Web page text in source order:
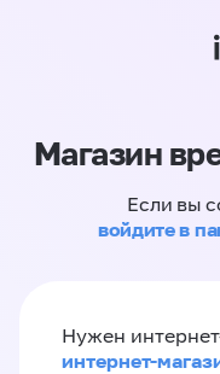
Магазин
Если вы
войдите в
Нужен
интернет-